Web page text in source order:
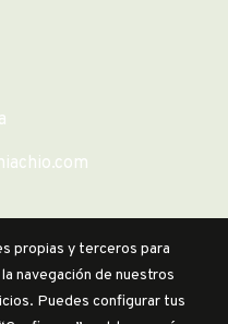
propias y terceros para
navegación de nuestros
Puedes configurar tus